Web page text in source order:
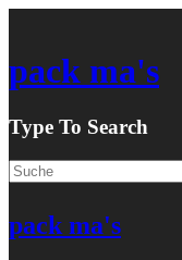
pack ma's
Type To Search
pack ma's